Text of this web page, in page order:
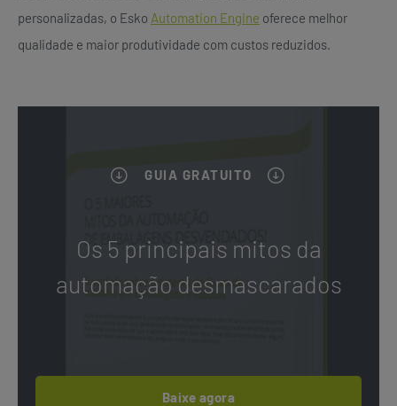
personalizadas, o Esko Automation Engine oferece melhor
qualidade e maior produtividade com custos reduzidos.
GUIA GRATUITO
Os 5 principais mitos da
automação desmascarados
Baixe agora